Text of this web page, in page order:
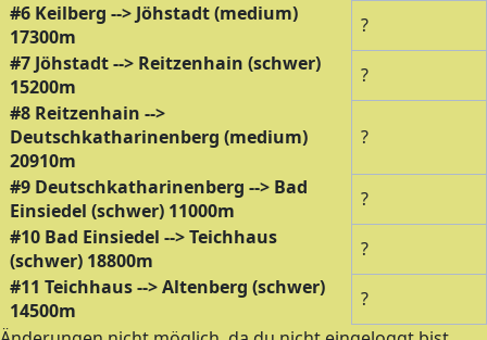
#6 Keilberg --> Jöhstadt (medium)
17300m
?
#7 Jöhstadt --> Reitzenhain (schwer)
15200m
?
#8 Reitzenhain -->
Deutschkatharinenberg (medium)
20910m
?
#9 Deutschkatharinenberg --> Bad
Einsiedel (schwer) 11000m
?
#10 Bad Einsiedel --> Teichhaus
(schwer) 18800m
?
#11 Teichhaus --> Altenberg (schwer)
14500m
?